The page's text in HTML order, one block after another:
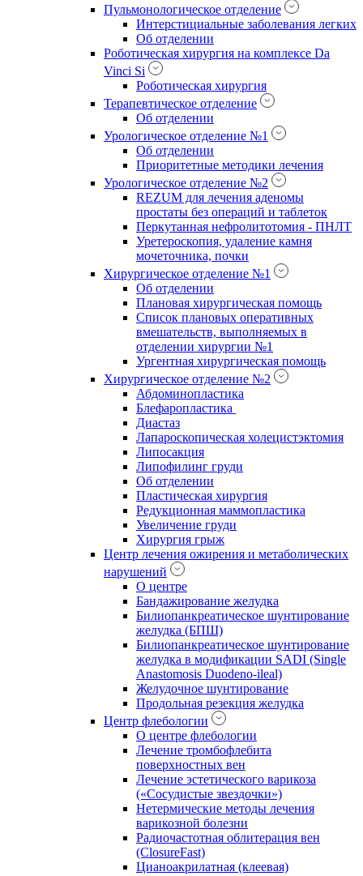
Пульмонологическое отделение
Интерстициальные заболевания легких
Об отделении
Роботическая хирургия на комплексе Da
Vinci Si
Роботическая хирургия
Терапевтическое отделение
Об отделении
Урологическое отделение №1
Об отделении
Приоритетные методики лечения
Урологическое отделение №2
REZUM для лечения аденомы
простаты без операций и таблеток
Перкутанная нефролитотомия - ПНЛТ
Уретероскопия, удаление камня
мочеточника, почки
Хирургическое отделение №1
Об отделении
Плановая хирургическая помощь
Список плановых оперативных
вмешательств, выполняемых в
отделении хирургии №1
Ургентная хирургическая помощь
Хирургическое отделение №2
Абдоминопластика
Блефаропластика
Диастаз
Лапароскопическая холецистэктомия
Липосакция
Липофилинг груди
Об отделении
Пластическая хирургия
Редукционная маммопластика
Увеличение груди
Хирургия грыж
Центр лечения ожирения и метаболических
нарушений
О центре
Бандажирование желудка
Билиопанкреатическое шунтирование
желудка (БПШ)
Билиопанкреатическое шунтирование
желудка в модификации SADI (Single
Anastomosis Duodeno-ileal)
Желудочное шунтирование
Продольная резекция желудка
Центр флебологии
О центре флебологии
Лечение тромбофлебита
поверхностных вен
Лечение эстетического варикоза
(«Сосудистые звездочки»)
Нетермические методы лечения
варикозной болезни
Радиочастотная облитерация вен
(ClosureFast)
Цианоакрилатная (клеевая)